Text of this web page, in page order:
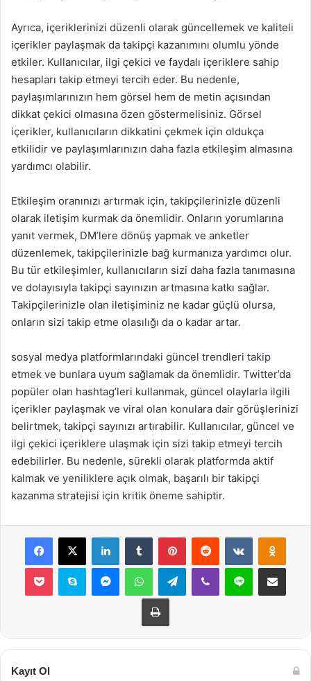
Ayrıca, içeriklerinizi düzenli olarak güncellemek ve kaliteli
içerikler paylaşmak da takipçi kazanımını olumlu yönde
etkiler. Kullanıcılar, ilgi çekici ve faydalı içeriklere sahip
hesapları takip etmeyi tercih eder. Bu nedenle,
paylaşımlarınızın hem görsel hem de metin açısından
dikkat çekici olmasına özen göstermelisiniz. Görsel
içerikler, kullanıcıların dikkatini çekmek için oldukça
etkilidir ve paylaşımlarınızın daha fazla etkileşim almasına
yardımcı olabilir.
Etkileşim oranınızı artırmak için, takipçilerinizle düzenli
olarak iletişim kurmak da önemlidir. Onların yorumlarına
yanıt vermek, DM’lere dönüş yapmak ve anketler
düzenlemek, takipçilerinizle bağ kurmanıza yardımcı olur.
Bu tür etkileşimler, kullanıcıların sizi daha fazla tanımasına
ve dolayısıyla takipçi sayınızın artmasına katkı sağlar.
Takipçilerinizle olan iletişiminiz ne kadar güçlü olursa,
onların sizi takip etme olasılığı da o kadar artar.
sosyal medya platformlarındaki güncel trendleri takip
etmek ve bunlara uyum sağlamak da önemlidir. Twitter’da
popüler olan hashtag’leri kullanmak, güncel olaylarla ilgili
içerikler paylaşmak ve viral olan konulara dair görüşlerinizi
belirtmek, takipçi sayınızı artırabilir. Kullanıcılar, güncel ve
ilgi çekici içeriklere ulaşmak için sizi takip etmeyi tercih
edebilirler. Bu nedenle, sürekli olarak platformda aktif
kalmak ve yeniliklere açık olmak, başarılı bir takipçi
kazanma stratejisi için kritik öneme sahiptir.
Facebook
X LinkedInTumblr PinterestReddit VKontakte
Pocket Skype MessengerWhatsAppTelegramViber Line E-Posta ile
Yazdır
Kayıt Ol